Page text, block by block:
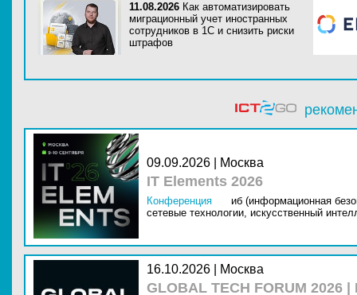
11.08.2026 Как автоматизировать
миграционный учет иностранных
сотрудников в 1С и снизить риски
штрафов
09.09.2026 | Москва
IT Elements 2026
Конференция
иб (информационная
сетевые технологии, искусственный
16.10.2026 | Москва
GLOBAL TECH FORUM